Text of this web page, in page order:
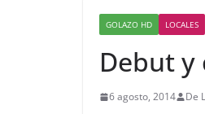
GOLAZO HD LOCALES
Debut
6 agosto, 2014 De